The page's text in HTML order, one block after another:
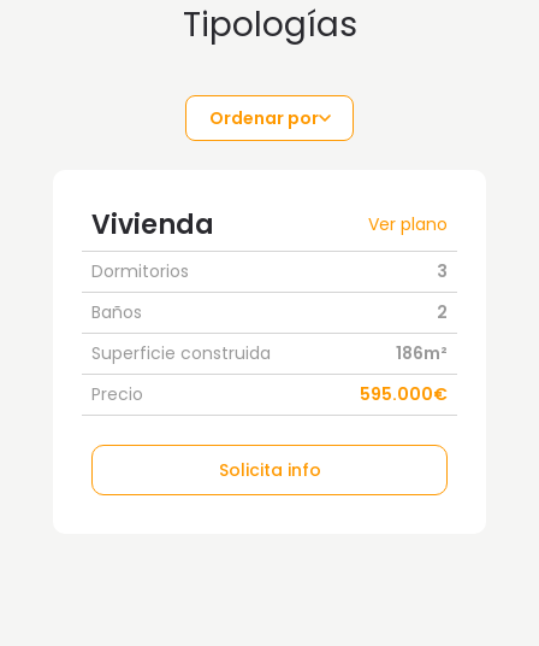
Tipologías
Ordenar por
Vivienda
Ver plano
Dormitorios
3
Baños
2
Superficie construida
186m²
Precio
595.000€
Solicita info